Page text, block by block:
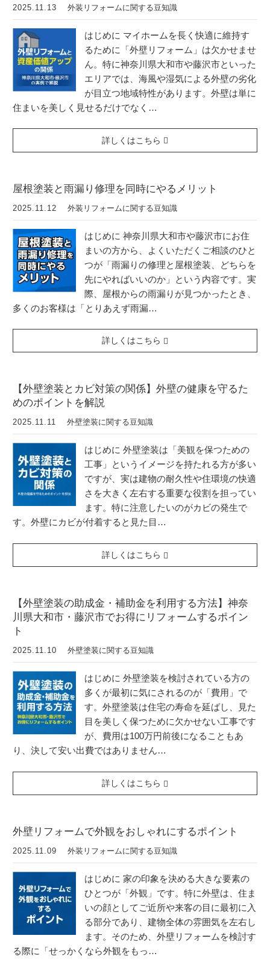
2025.11.13 外装リフォームに関する豆知識
はじめに マイホームを長く快適に維持す
るために「外壁リフォーム」は欠かせませ
ん。特に神奈川県大和市や藤沢市といった
エリアでは、海風や湿気による外壁の劣化
が目立つ地域特性があります。外壁は単に
住まいを美しく見せるだけでなく…
詳しくはこちら
屋根塗装と雨漏り修理を同時にやるメリット
2025.11.12 外装リフォームに関する豆知識
はじめに 神奈川県大和市や藤沢市にお住
まいの方から、よくいただくご相談のひと
つが「雨漏りの修理と屋根塗装、どちらを
先にやればいいのか」という内容です。実
際、屋根からの雨漏りが見つかったとき、
多くのお客様は「とりあえず雨漏…
詳しくはこちら
【外壁塗装とカビ対策の関係】外壁の健康を守るた
めのポイントを解説
2025.11.11 外壁塗装に関する豆知識
はじめに 外壁塗装は「美観を保つための
工事」というイメージを持たれる方が多い
ですが、実は建物の耐久性や住環境の快適
さを大きく左右する重要な役割を担ってい
ます。特に注意したいのがカビの発生で
す。外壁にカビが付着すると見た目…
詳しくはこちら
【外壁塗装の助成金・補助金を利用する方法】神奈
川県大和市・藤沢市でお得にリフォームするポイン
ト
2025.11.10 外壁塗装に関する豆知識
はじめに 外壁塗装を検討されている方の
多くが最初に気にされるのが「費用」で
す。外壁塗装は住宅の寿命を延ばし、見た
目を美しく保つために欠かせない工事です
が、費用は100万円前後になることもあ
り、決して安い出費ではありません…
詳しくはこちら
外壁リフォームで外観をおしゃれにするポイント
2025.11.09 外装リフォームに関する豆知識
はじめに 家の印象を決める大きな要素の
ひとつが「外観」です。特に外壁は、住ま
いの顔としてご近所や来客の目に最初に入
る部分であり、建物全体の雰囲気を左右し
ます。そのため、外壁リフォームを検討す
る際に「せっかくなら外観をもっ…